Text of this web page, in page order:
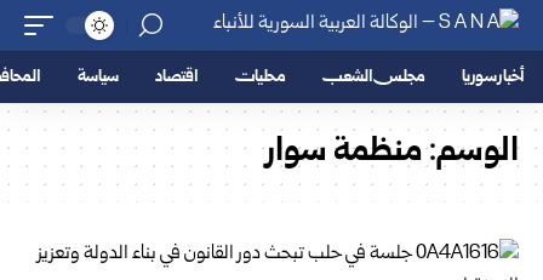
أخبار سوريا مجلس الشعب محليات اقتصاد سياسة
الوسم:منظمة سوار